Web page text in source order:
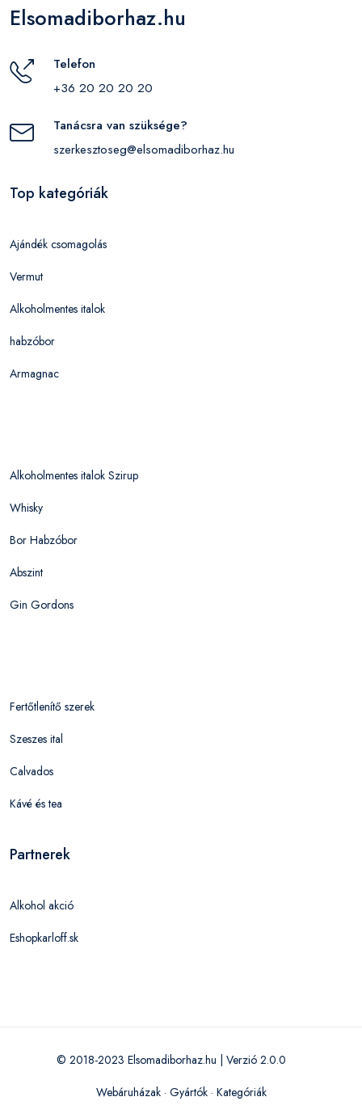
Elsomadiborhaz.hu
Telefon
+36 20 20 20 20
Tanácsra van szüksége?
szerkesztoseg@elsomadiborhaz.hu
Top kategóriák
Ajándék csomagolás
Vermut
Alkoholmentes italok
habzóbor
Armagnac
Alkoholmentes italok Szirup
Whisky
Bor Habzóbor
Abszint
Gin Gordons
Fertőtlenítő szerek
Szeszes ital
Calvados
Kávé és tea
Partnerek
Alkohol akció
Eshopkarloff.sk
© 2018-2023 Elsomadiborhaz.hu | Verzió 2.0.0
Webáruházak· Gyártók· Kategóriák